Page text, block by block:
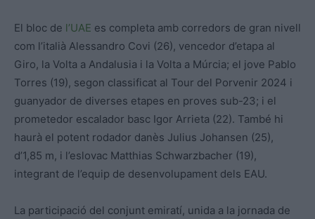
El bloc de l’UAE es completa amb corredors de gran nivell
com l’italià Alessandro Covi (26), vencedor d’etapa al
Giro, la Volta a Andalusia i la Volta a Múrcia; el jove Pablo
Torres (19), segon classificat al Tour del Porvenir 2024 i
guanyador de diverses etapes en proves sub-23; i el
prometedor escalador basc Igor Arrieta (22). També hi
haurà el potent rodador danès Julius Johansen (25),
d’1,85 m, i l’eslovac Matthias Schwarzbacher (19),
integrant de l’equip de desenvolupament dels EAU.
La participació del conjunt emiratí, unida a la jornada de